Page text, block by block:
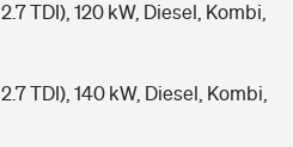
TDI), 120 kW, Diesel, Kombi,
TDI), 140 kW, Diesel, Kombi,